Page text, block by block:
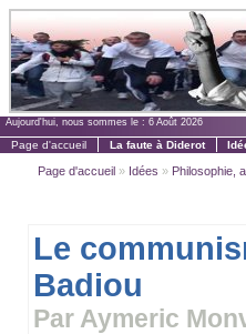
Aujourd'hui, nous sommes le : 6 Août 2026
Page d'accueil La faute à Diderot
Page d'accueil » Idées » Philosophie,
Le
Badiou
Par Aymeric